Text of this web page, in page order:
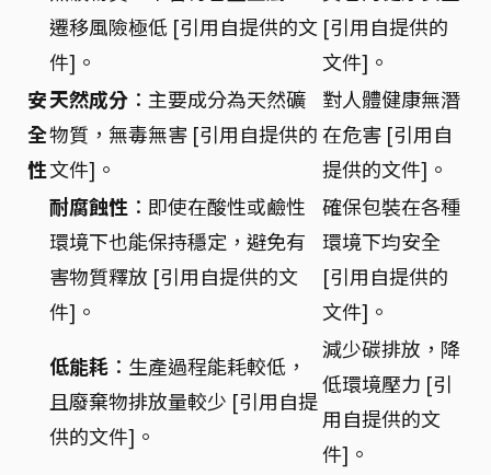
安
全
性
遷移風險極低 [引用自提供的文
件]。
[引用自提供的
文件]。
天然成分 ：主要成分為天然礦
物質，無毒無害 [引用自提供的
文件]。
對人體健康無潛
在危害 [引用自
提供的文件]。
耐腐蝕性 ：即使在酸性或鹼性
環境下也能保持穩定，避免有
害物質釋放 [引用自提供的文
件]。
確保包裝在各種
環境下均安全
[引用自提供的
文件]。
低能耗 ：生產過程能耗較低，
且廢棄物排放量較少 [引用自提
供的文件]。
減少碳排放，降
低環境壓力 [引
用自提供的文
件]。